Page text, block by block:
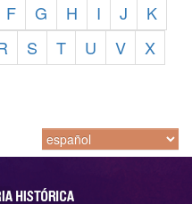
F G H I J
K
S T U V
X